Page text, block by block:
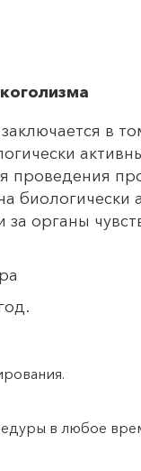
в
проведения
органы
в любое